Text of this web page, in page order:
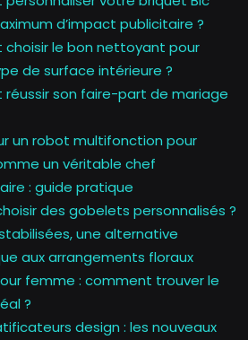
d’impact publicitaire ?
le bon nettoyant pour
de surface intérieure ?
son faire-part de mariage
un robot multifonction pour
un véritable chef
: guide pratique
des gobelets personnalisés ?
une alternative
aux arrangements floraux
femme : comment trouver le
?
design : les nouveaux